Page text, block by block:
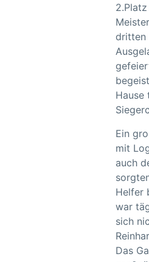
dritten
Hause
Ein
mit
auch
Helfer
war
sich
Das